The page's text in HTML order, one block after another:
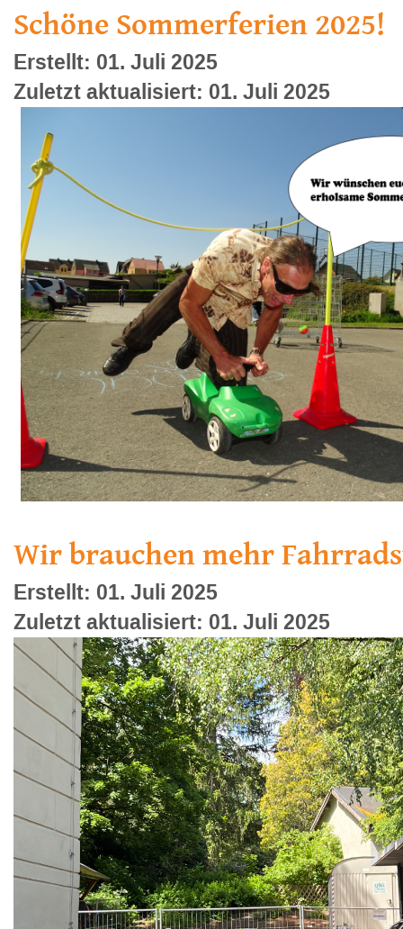
Schöne Sommerferien 2025!
Erstellt: 01. Juli 2025
Zuletzt aktualisiert: 01. Juli 2025
Wir brauchen mehr
Erstellt: 01. Juli 2025
Zuletzt aktualisiert: 01. Juli 2025